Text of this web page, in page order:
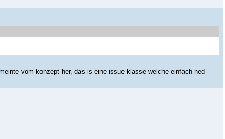
vom konzept her, das is eine issue klasse welche einfach ned